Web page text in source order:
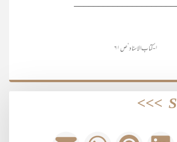
۱- کتاب الاسناد‘ ص ۶۱
>>>